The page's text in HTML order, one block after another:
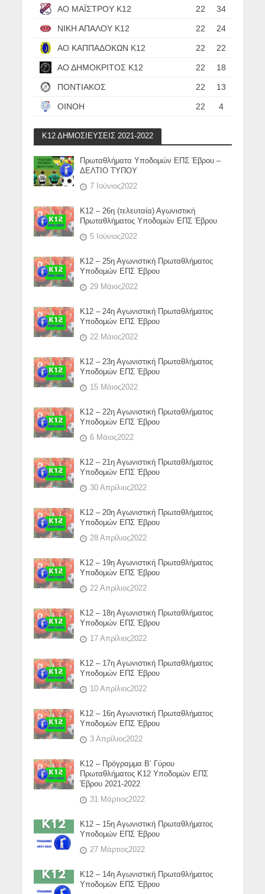
ΑΟ ΜΑΪΣΤΡΟΥ Κ12 22 34
ΝΙΚΗ ΑΠΑΛΟΥ Κ12 22 24
ΑΟ ΚΑΠΠΑΔΟΚΩΝ Κ12 22 22
ΑΟ ΔΗΜΟΚΡΙΤΟΣ Κ12 22 18
ΠΟΝΤΙΑΚΟΣ 22 13
ΟΙΝΟΗ 22 4
Κ12 ΔΗΜΟΣΙΕΥΣΕΙΣ 2021-2022
Πρωταθλήματα Υποδομών ΕΠΣ Έβρου –
ΔΕΛΤΙΟ ΤΥΠΟΥ
7 Ιούνιος2022
Κ12 – 26η (τελευταία) Αγωνιστική
Πρωταθλήματος Υποδομών ΕΠΣ Έβρου
5 Ιούνιος2022
Κ12 – 25η Αγωνιστική Πρωταθλήματος
Υποδομών ΕΠΣ Έβρου
29 Μάιος2022
Κ12 – 24η Αγωνιστική Πρωταθλήματος
Υποδομών ΕΠΣ Έβρου
22 Μάιος2022
Κ12 – 23η Αγωνιστική Πρωταθλήματος
Υποδομών ΕΠΣ Έβρου
15 Μάιος2022
Κ12 – 22η Αγωνιστική Πρωταθλήματος
Υποδομών ΕΠΣ Έβρου
6 Μάιος2022
Κ12 – 21η Αγωνιστική Πρωταθλήματος
Υποδομών ΕΠΣ Έβρου
30 Απρίλιος2022
Κ12 – 20η Αγωνιστική Πρωταθλήματος
Υποδομών ΕΠΣ Έβρου
28 Απρίλιος2022
Κ12 – 19η Αγωνιστική Πρωταθλήματος
Υποδομών ΕΠΣ Έβρου
22 Απρίλιος2022
Κ12 – 18η Αγωνιστική Πρωταθλήματος
Υποδομών ΕΠΣ Έβρου
17 Απρίλιος2022
Κ12 – 17η Αγωνιστική Πρωταθλήματος
Υποδομών ΕΠΣ Έβρου
10 Απρίλιος2022
Κ12 – 16η Αγωνιστική Πρωταθλήματος
Υποδομών ΕΠΣ Έβρου
3 Απρίλιος2022
Κ12 – Πρόγραμμα Β’ Γύρου
Πρωταθλήματος Κ12 Υποδομών ΕΠΣ
Έβρου 2021-2022
31 Μάρτιος2022
Κ12 – 15η Αγωνιστική Πρωταθλήματος
Υποδομών ΕΠΣ Έβρου
27 Μάρτιος2022
Κ12 – 14η Αγωνιστική Πρωταθλήματος
Υποδομών ΕΠΣ Έβρου